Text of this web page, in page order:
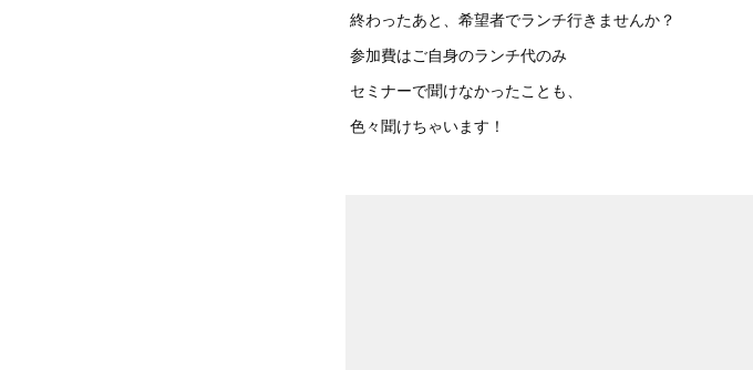
終わったあと、希望者でランチ行きませんか？
参加費はご自身のランチ代のみ
セミナーで聞けなかったことも、
色々聞けちゃいます！